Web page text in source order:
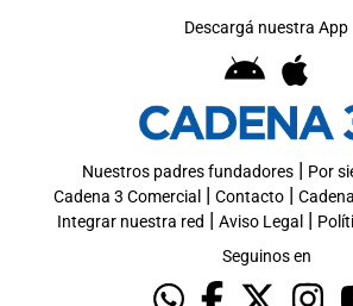
Descargá nuestra App
Nuestros padres fundadores| Por
Cadena 3 Comercial | Contacto|
Integrar nuestra red | Aviso Legal |
Seguinos en